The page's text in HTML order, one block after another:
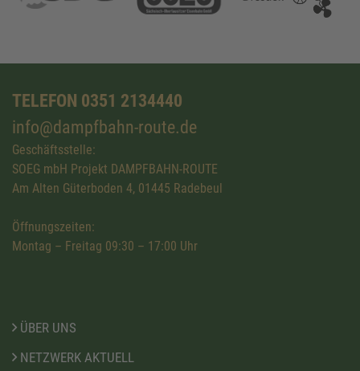
TELEFON 0351 2134440
info@dampfbahn-route.de
Geschäftsstelle:
SOEG mbH Projekt DAMPFBAHN-ROUTE
Am Alten Güterboden 4, 01445 Radebeul
Öffnungszeiten:
Montag – Freitag 09:30 – 17:00 Uhr
ÜBER UNS
NETZWERK AKTUELL